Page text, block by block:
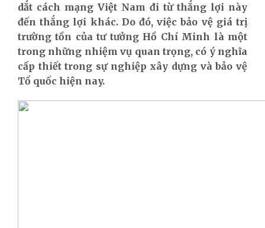
dắt cách mạng Việt Nam đi từ thắng lợi này
đến thắng lợi khác. Do đó, việc bảo vệ giá trị
trường tồn của tư tưởng Hồ Chí Minh là một
trong những nhiệm vụ quan trọng, có ý nghĩa
cấp thiết trong sự nghiệp xây dựng và bảo vệ
Tổ quốc hiện nay.